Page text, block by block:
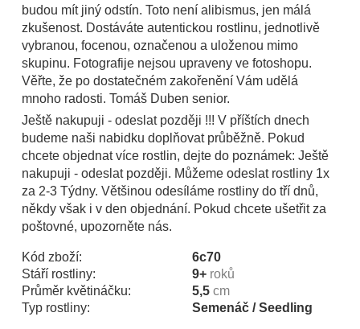
budou mít jiný odstín. Toto není alibismus, jen málá
zkušenost. Dostáváte autentickou rostlinu, jednotlivě
vybranou, focenou, označenou a uloženou mimo
skupinu. Fotografije nejsou upraveny ve fotoshopu.
Věřte, že po dostatečném zakořenění Vám udělá
mnoho radosti. Tomáš Duben senior.
Ještě nakupuji - odeslat později !!! V příštích dnech
budeme naši nabidku doplňovat průběžně. Pokud
chcete objednat více rostlin, dejte do poznámek: Ještě
nakupuji - odeslat později. Můžeme odeslat rostliny 1x
za 2-3 Týdny. Většinou odesíláme rostliny do tří dnů,
někdy však i v den objednání. Pokud chcete ušetřit za
poštovné, upozorněte nás.
Kód zboží:
6c70
Stáří rostliny:
9+ roků
Průměr květináčku:
5,5 cm
Typ rostliny:
Semenáč / Seedling